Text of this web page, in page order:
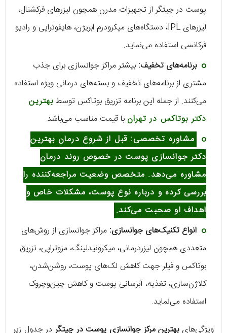
پوست در چیتگر از تجهیزات مدرن همچون لیزرهای فرکشنال،
لیزرهای IPL، دستگاه‌های میکرودرم ابریژن، هایفوتراپی و رادیو
فرکانسی استفاده می‌نماید.
برنامه‌های تخفیف: بیشتر مراکز جوانسازی برای جذب
مشتری از برنامه‌های تخفیف و بسته‌های درمانی ویژه استفاده
می‌کنند. از جمله این برنامه تزریق بوتاکس توسطبهترین
دکتر بوتاکس در تهرانبا قیمت مناسب می‌باشد.
مشاوره تخصصی: قبل از شروع درمان بهترین
دکتر جوانسازی پوست در خصوص روند درمان
مشاوره می‌دهد. متخصص وضعیت مراجعه‌کننده را
بررسی کرده و درباره نوع پوست، مشکلات خاص و
اهداف او صحبت می‌کند.
انواع تکنیک‌های جوانسازی: مراکز جوانسازی از روش‌های
متعددی همچون لیزردرمانی، میکرونیدلینگ، مزوتراپی، تزریق
بوتاکس و فیلر جهت کاهش لک‌های پوست، روشن‌شدن،
کلاژن‌سازی، تغذیه، آبرسانی پوست و کاهش چین‌وچروک
استفاده می‌نماید.
ویژگی‌هایبهترین مرکز جوانسازی پوست در چیتگردر جدول زیر